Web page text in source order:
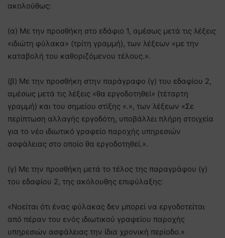
ακολούθως:
(α) Με την προσθήκη στο εδάφιο 1, αμέσως μετά τις λέξεις
«ιδιώτη φύλακα» (τρίτη γραμμή), των λέξεων «με την
καταβολή του καθοριζόμενου τέλους.».
(β) Με την προσθήκη στην παράγραφο (γ) του εδαφίου 2,
αμέσως μετά τις λέξεις «θα εργοδοτηθεί» (τέταρτη
γραμμή) και του σημείου στίξης «.», των λέξεων «Σε
περίπτωση αλλαγής εργοδότη, υποβάλλει πλήρη στοιχεία
για το νέο ιδιωτικό γραφείο παροχής υπηρεσιών
ασφάλειας στο οποίο θα εργοδοτηθεί.».
(γ) Με την προσθήκη μετά το τέλος της παραγράφου (γ)
του εδαφίου 2, της ακόλουθης επιφύλαξης:
«Νοείται ότι ένας φύλακας δεν μπορεί να εργοδοτείται
από πέραν του ενός ιδιωτικού γραφείου παροχής
υπηρεσιών ασφάλειας την ίδια χρονική περίοδο.»